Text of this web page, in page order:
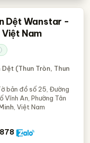
Dệt Wanstar -
Nam
Dệt (Thun Tròn, Thun
bản đồ số 25, Đường
Vĩnh An, Phường Tân
, Việt Nam